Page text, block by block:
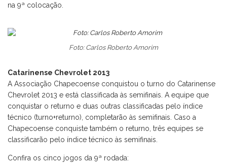
na 9ª colocação.
Foto: Carlos Roberto Amorim
Catarinense Chevrolet 2013
A Associação Chapecoense conquistou o turno do Catarinense
Chevrolet 2013 e está classificada às semifinais. A equipe que
conquistar o returno e duas outras classificadas pelo índice
técnico (turno+returno), completarão às semifinais. Caso a
Chapecoense conquiste também o returno, três equipes se
classificarão pelo índice técnico às semifinais.
Confira os cinco jogos da 9ª rodada: